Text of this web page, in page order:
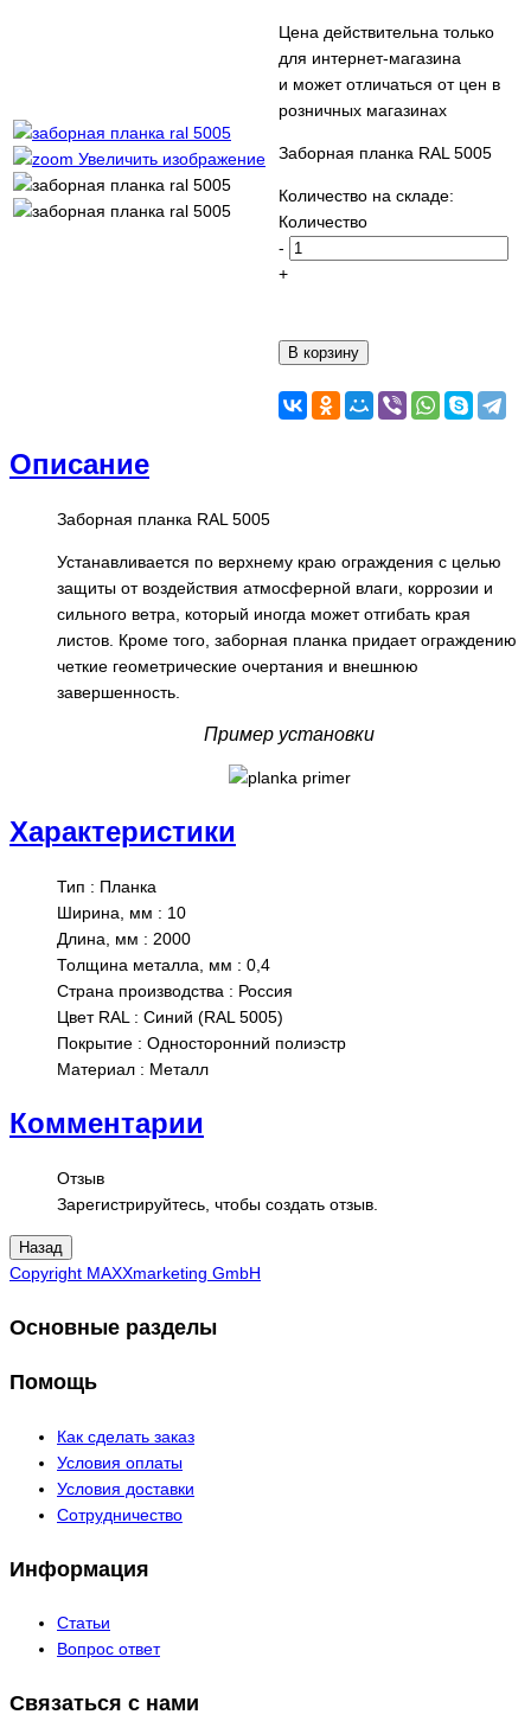
Увеличить изображение
Цена действительна только
для интернет-магазина
и может отличаться от цен в
розничных магазинах
Заборная планка RAL 5005
Количество на складе:
Количество
-
+
Описание
Заборная планка RAL 5005
Устанавливается по верхнему краю ограждения с целью
защиты от воздействия атмосферной влаги, коррозии и
сильного ветра, который иногда может отгибать края
листов. Кроме того, заборная планка придает ограждению
четкие геометрические очертания и внешнюю
завершенность.
Пример установки
Характеристики
Тип : Планка
Ширина, мм : 10
Длина, мм : 2000
Толщина металла, мм : 0,4
Страна производства : Россия
Цвет RAL : Синий (RAL 5005)
Покрытие : Односторонний полиэстр
Материал : Металл
Комментарии
Отзыв
Зарегистрируйтесь, чтобы создать отзыв.
Copyright MAXXmarketing GmbH
Основные разделы
Помощь
Как сделать заказ
Условия оплаты
Условия доставки
Сотрудничество
Информация
Статьи
Вопрос ответ
Связаться с нами